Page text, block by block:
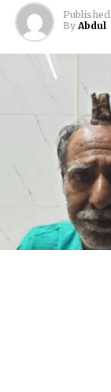
Published
By Abdul